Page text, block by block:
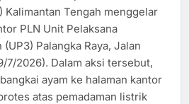
Kalimantan Tengah menggelar
PLN Unit Pelaksana
Palangka Raya, Jalan
7/2026). Dalam aksi tersebut,
ayam ke halaman kantor
atas pemadaman listrik